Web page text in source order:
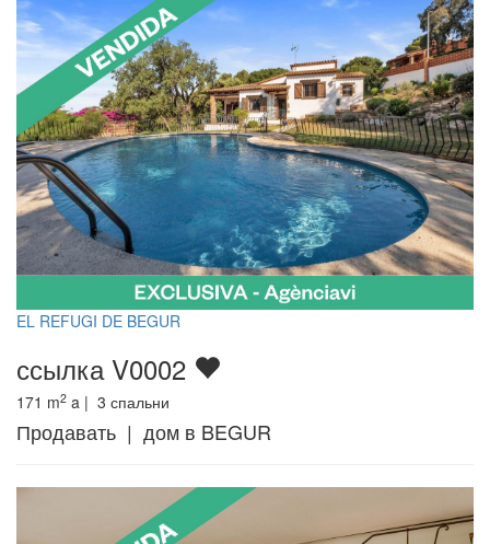
EL REFUGI DE BEGUR
ссылка V0002
171 m2 a | 3 спальни
Продавать | дом в BEGUR